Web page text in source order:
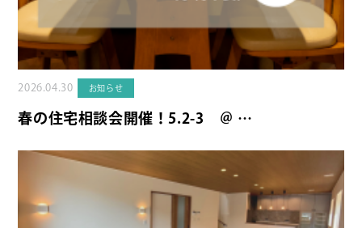
2026.04.30 お知らせ
春の住宅相談会開催！5.2-3 ＠ …